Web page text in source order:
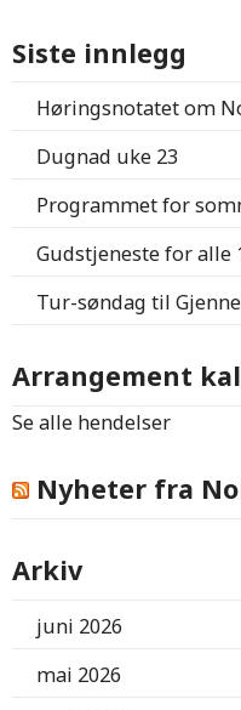
Siste innlegg
Høringsnotatet om
Dugnad uke 23
Programmet for
Gudstjeneste for alle
Tur-søndag til
Arrangement
Se alle hendelser
Nyheter fra
Arkiv
juni 2026
mai 2026